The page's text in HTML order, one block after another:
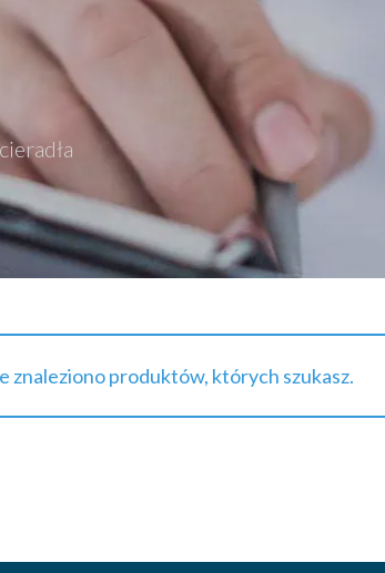
znaleziono produktów, których szukasz.